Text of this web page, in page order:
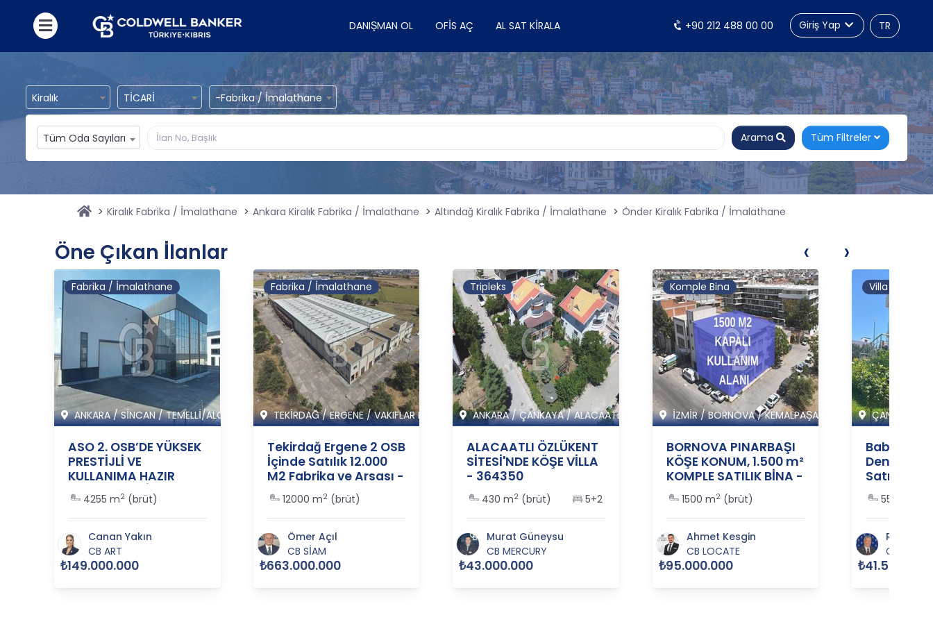
TR
DANIŞMAN OL OFIS AÇ AL SAT KIRALA +90 212 488 00 00 Giriş Yap
Kiralık TİCARİ -Fabrika / İmalathane
Tüm Oda Sayıları Arama Tüm Filtreler
Kiralık Fabrika / İmalathane Ankara Kiralık Fabrika / İmalathane Altındağ Kiralık Fabrika / İmalathane Önder Kiralık Fabrika / İmalathane
Öne Çıkan İlanlar
Fabrika / İmalathane
ANKARA/SİNCAN/TEMELLİ/ALCI M
ASO 2. OSB’DE YÜKSEK
PRESTİJLİ VE
KULLANIMA HAZIR
SATILIK FABRİKA
BİNASI - 365517
4255 m2(brüt)
Canan Yakın
CB ART
₺149.000.000
Fabrika / İmalathane
TEKİRDAĞ/ERGENE/VAKIFLAR M
Tekirdağ Ergene 2 OSB
İçinde Satılık 12.000
M2 Fabrika ve Arsası -
364485
12000 m2 (brüt)
Ömer Açıl
CB SİAM
₺663.000.000
Tripleks
ANKARA/ÇANKAYA/ALACAATLI
ALACAATLI ÖZLÜKENT
SİTESİ'NDE KÖŞE VİLLA
- 364350
430 m2 (brüt) 5+2
Murat Güneysu
CB MERCURY
₺43.000.000
Komple Bina
İZMİR/BORNOVA/KEMALPAŞA M
BORNOVA PINARBAŞI
KÖŞE KONUM, 1.500 m²
KOMPLE SATILIK BİNA -
364281
1500 m2(brüt)
Ahmet Kesgin
CB LOCATE
₺95.000.000
Villa
ÇANAKKALE
Babakale
Denize
Satılık
364037
550 m
Reşat
CB REAL
₺41.500.000
‹ ›